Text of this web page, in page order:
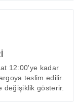
12:00'ye kadar
teslim edilir.
değişiklik gösterir.